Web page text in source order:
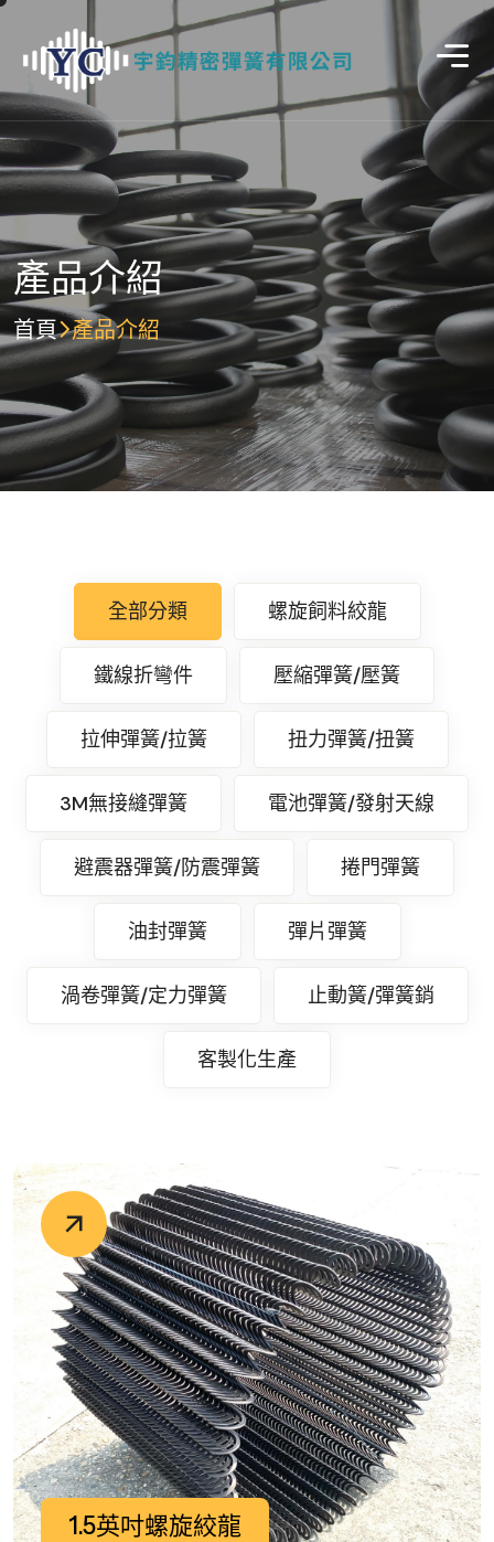
產品介紹
首頁 產品介紹
全部分類 螺旋飼料絞龍
鐵線折彎件 壓縮彈簧/壓簧
拉伸彈簧/拉簧 扭力彈簧/扭簧
3M無接縫彈簧 電池彈簧/發射天線
避震器彈簧/防震彈簧 捲門彈簧
油封彈簧 彈片彈簧
渦卷彈簧/定力彈簧 止動簧/彈簧銷
客製化生產
1.5英吋螺旋絞龍